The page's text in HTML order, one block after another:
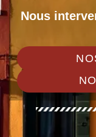
Nous